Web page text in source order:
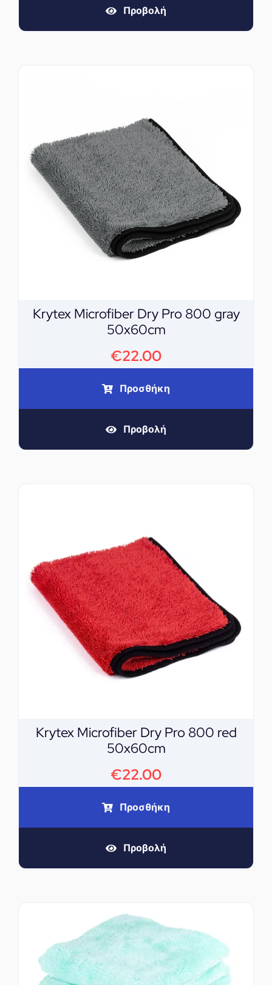
Προβολή
Krytex Microfiber Dry Pro 800 gray
50x60cm
€22.00
Προσθήκη
Προβολή
Krytex Microfiber Dry Pro 800 red
50x60cm
€22.00
Προσθήκη
Προβολή